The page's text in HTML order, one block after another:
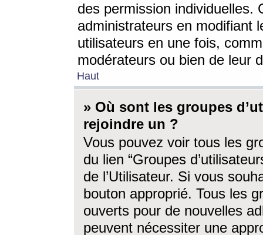
des permission individuelles.
administrateurs en modifiant
utilisateurs en une fois,
modérateurs ou bien de leur
Haut
» Où sont les groupes
rejoindre un ?
Vous pouvez voir tous les
du lien “Groupes
de l’Utilisateur. Si vous
bouton approprié. Tous les
ouverts pour de nouvelles
peuvent nécessiter une